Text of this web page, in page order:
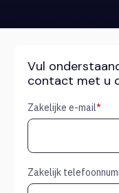
Vul
contact met u
Zakelijke e-mail*
Zakelijk